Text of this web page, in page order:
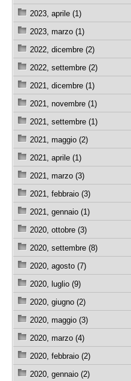
2023, aprile (1)
2023, marzo (1)
2022, dicembre (2)
2022, settembre (2)
2021, dicembre (1)
2021, novembre (1)
2021, settembre (1)
2021, maggio (2)
2021, aprile (1)
2021, marzo (3)
2021, febbraio (3)
2021, gennaio (1)
2020, ottobre (3)
2020, settembre (8)
2020, agosto (7)
2020, luglio (9)
2020, giugno (2)
2020, maggio (3)
2020, marzo (4)
2020, febbraio (2)
2020, gennaio (2)